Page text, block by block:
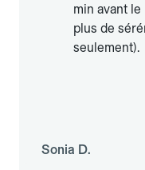
min avant
plus de
seulement).
Sonia D.